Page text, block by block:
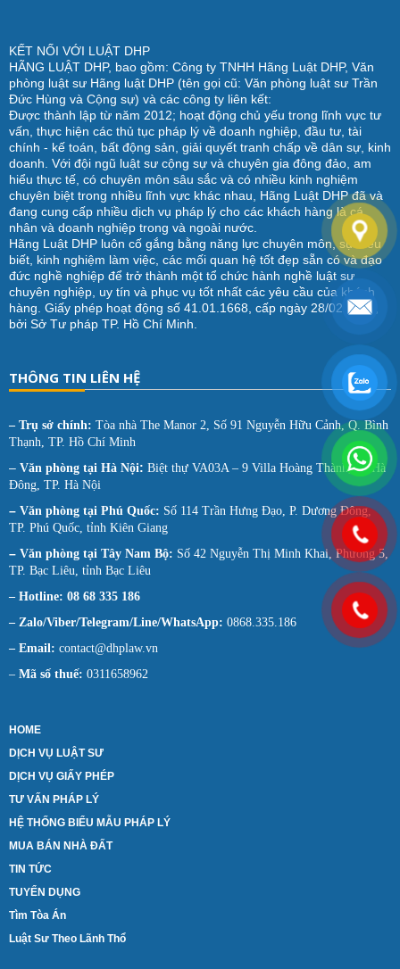
KẾT NỐI VỚI LUẬT DHP
HÃNG LUẬT DHP, bao gồm: Công ty TNHH Hãng Luật DHP, Văn
phòng luật sư Hãng luật DHP (tên gọi cũ: Văn phòng luật sư Trần
Đức Hùng và Cộng sự) và các công ty liên kết:
Được thành lập từ năm 2012; hoạt động chủ yếu trong lĩnh vực tư
vấn, thực hiện các thủ tục pháp lý về doanh nghiệp, đầu tư, tài
chính - kế toán, bất động sản, giải quyết tranh chấp về dân sự, kinh
doanh. Với đội ngũ luật sư cộng sự và chuyên gia đông đảo, am
hiểu thực tế, có chuyên môn sâu sắc và có nhiều kinh nghiệm
chuyên biệt trong nhiều lĩnh vực khác nhau, Hãng Luật DHP đã và
đang cung cấp nhiều dịch vụ pháp lý cho các khách hàng là cá
nhân và doanh nghiệp trong và ngoài nước.
Hãng Luật DHP luôn cố gắng bằng năng lực chuyên môn, sự hiểu
biết, kinh nghiệm làm việc, các mối quan hệ tốt đẹp sẵn có và đạo
đức nghề nghiệp để trở thành một tổ chức hành nghề luật sư
chuyên nghiệp, uy tín và phục vụ tốt nhất các yêu cầu của khách
hàng. Giấy phép hoạt động số 41.01.1668, cấp ngày 28/02/2012,
bởi Sở Tư pháp TP. Hồ Chí Minh.
THÔNG TIN LIÊN HỆ
– Trụ sở chính: Tòa nhà The Manor 2, Số 91 Nguyễn Hữu Cảnh, Q. Bình
Thạnh, TP. Hồ Chí Minh
– Văn phòng tại Hà Nội: Biệt thự VA03A – 9 Villa Hoàng Thành, Q. Hà
Đông, TP. Hà Nội
– Văn phòng tại Phú Quốc: Số 114 Trần Hưng Đạo, P. Dương Đông,
TP. Phú Quốc, tỉnh Kiên Giang
– Văn phòng tại Tây Nam Bộ: Số 42 Nguyễn Thị Minh Khai, Phường 5,
TP. Bạc Liêu, tỉnh Bạc Liêu
– Hotline: 08 68 335 186
– Zalo/Viber/Telegram/Line/WhatsApp: 0868.335.186
– Email: contact@dhplaw.vn
– Mã số thuế: 0311658962
HOME
DỊCH VỤ LUẬT SƯ
DỊCH VỤ GIẤY PHÉP
TƯ VẤN PHÁP LÝ
HỆ THỐNG BIỂU MẪU PHÁP LÝ
MUA BÁN NHÀ ĐẤT
TIN TỨC
TUYỂN DỤNG
Tìm Tòa Án
Luật Sư Theo Lãnh Thổ